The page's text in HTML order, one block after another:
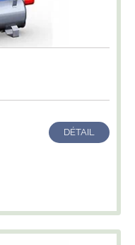
DÉTAIL